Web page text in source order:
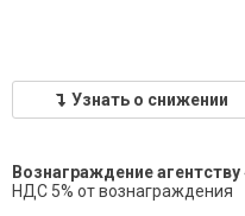
Узнать о снижении
Вознаграждение
НДС 5% от вознаграждения